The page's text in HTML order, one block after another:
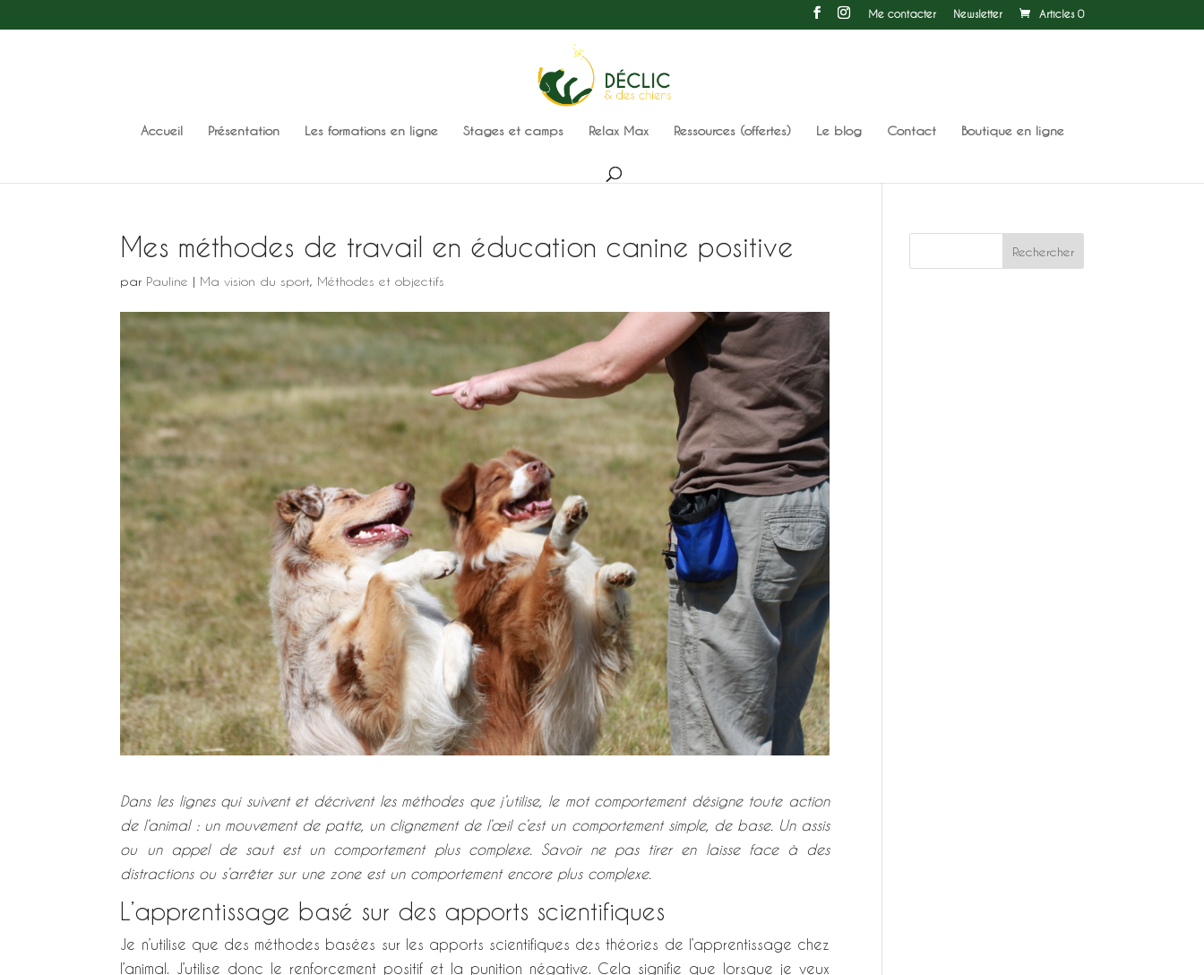
Me contacter Newsletter Articles 0
Accueil Présentation Les formations en ligne Stages et camps Relax Max Ressources (offertes) Le blog Contact Boutique en ligne
Mes méthodes de travail en éducation canine positive
par Pauline | Ma vision du sport, Méthodes et objectifs
Dans les lignes qui suivent et décrivent les méthodes que j’utilise, le mot comportement désigne toute action
de l’animal : un mouvement de patte, un clignement de l’œil c’est un comportement simple, de base. Un assis
ou un appel de saut est un comportement plus complexe. Savoir ne pas tirer en laisse face à des
distractions ou s’arrêter sur une zone est un comportement encore plus complexe.
L’apprentissage basé sur des apports scientifiques
Je n’utilise que des méthodes basées sur les apports scientifiques des théories de l’apprentissage chez
l’animal. J’utilise donc le renforcement positif et la punition négative. Cela signifie que lorsque je veux